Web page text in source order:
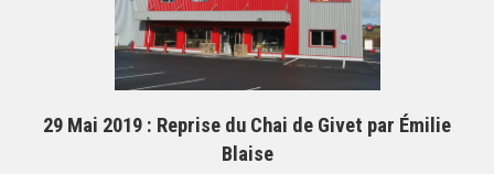
29 Mai 2019 : Reprise du Chai de Givet par Émilie
Blaise